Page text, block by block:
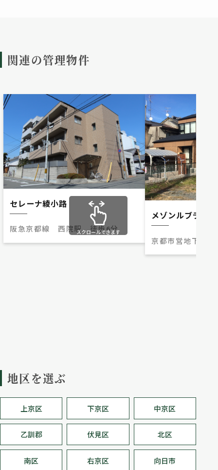
関連の管理物件
セレーナ綾小路
阪急京都線 西院駅 徒歩6分
メゾンルブラン
京都市営地下鉄
スクロールできます
地区を選ぶ
上京区 下京区 中京区
乙訓郡 伏見区 北区
南区 右京区 向日市